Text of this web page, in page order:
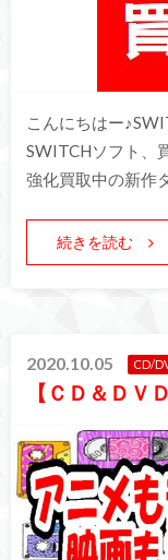
こんにちはー
SWITCHソフト、
強化買取中の新作
続きを読む
2020.10.05 CD/
【ＣＤ＆ＤＶ